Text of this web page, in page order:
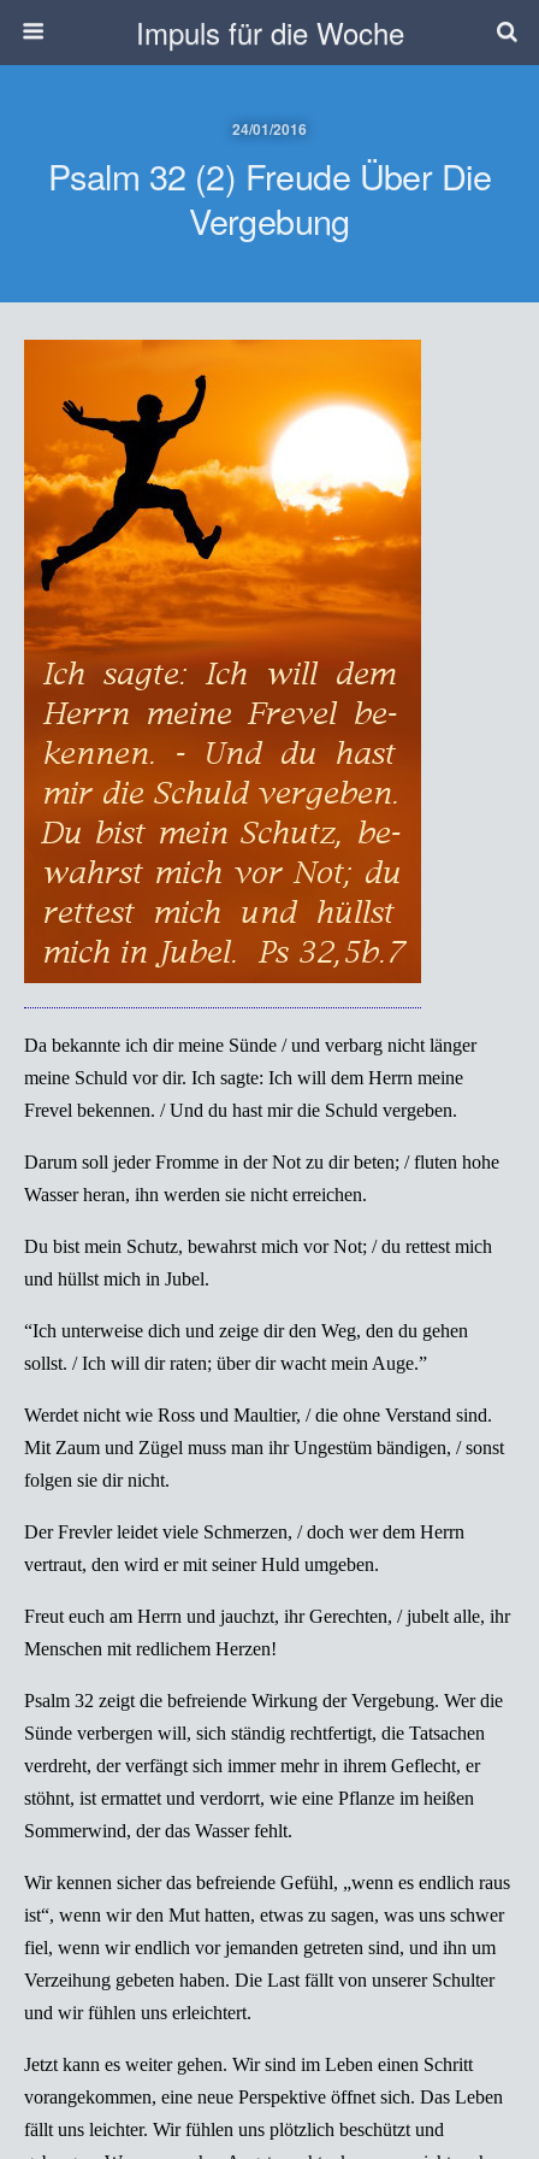
Impuls für die Woche
24/01/2016
Psalm 32 (2) Freude Über Die
Vergebung
Da bekannte ich dir meine Sünde / und verbarg nicht länger
meine Schuld vor dir. Ich sagte: Ich will dem Herrn meine
Frevel bekennen. / Und du hast mir die Schuld vergeben.
Darum soll jeder Fromme in der Not zu dir beten; / fluten hohe
Wasser heran, ihn werden sie nicht erreichen.
Du bist mein Schutz, bewahrst mich vor Not; / du rettest mich
und hüllst mich in Jubel.
“Ich unterweise dich und zeige dir den Weg, den du gehen
sollst. / Ich will dir raten; über dir wacht mein Auge.”
Werdet nicht wie Ross und Maultier, / die ohne Verstand sind.
Mit Zaum und Zügel muss man ihr Ungestüm bändigen, / sonst
folgen sie dir nicht.
Der Frevler leidet viele Schmerzen, / doch wer dem Herrn
vertraut, den wird er mit seiner Huld umgeben.
Freut euch am Herrn und jauchzt, ihr Gerechten, / jubelt alle, ihr
Menschen mit redlichem Herzen!
Psalm 32 zeigt die befreiende Wirkung der Vergebung. Wer die
Sünde verbergen will, sich ständig rechtfertigt, die Tatsachen
verdreht, der verfängt sich immer mehr in ihrem Geflecht, er
stöhnt, ist ermattet und verdorrt, wie eine Pflanze im heißen
Sommerwind, der das Wasser fehlt.
Wir kennen sicher das befreiende Gefühl, „wenn es endlich raus
ist“, wenn wir den Mut hatten, etwas zu sagen, was uns schwer
fiel, wenn wir endlich vor jemanden getreten sind, und ihn um
Verzeihung gebeten haben. Die Last fällt von unserer Schulter
und wir fühlen uns erleichtert.
Jetzt kann es weiter gehen. Wir sind im Leben einen Schritt
vorangekommen, eine neue Perspektive öffnet sich. Das Leben
fällt uns leichter. Wir fühlen uns plötzlich beschützt und